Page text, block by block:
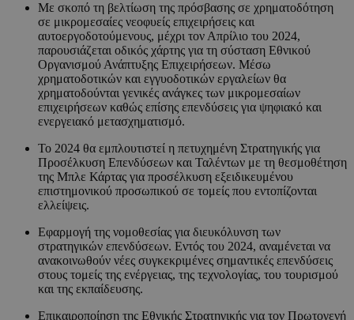
Με σκοπό τη βελτίωση της πρόσβασης σε χρηματοδότηση
σε μικρομεσαίες νεοφυείς επιχειρήσεις και
αυτοεργοδοτούμενους, μέχρι τον Απρίλιο του 2024,
παρουσιάζεται οδικός χάρτης για τη σύσταση Εθνικού
Οργανισμού Ανάπτυξης Επιχειρήσεων. Μέσω
χρηματοδοτικών και εγγυοδοτικών εργαλείων θα
χρηματοδούνται γενικές ανάγκες των μικρομεσαίων
επιχειρήσεων καθώς επίσης επενδύσεις για ψηφιακό και
ενεργειακό μετασχηματισμό.
Το 2024 θα εμπλουτιστεί η πετυχημένη Στρατηγικής για
Προσέλκυση Επενδύσεων και Ταλέντων με τη θεσμοθέτηση
της Μπλε Κάρτας για προσέλκυση εξειδικευμένου
επιστημονικού προσωπικού σε τομείς που εντοπίζονται
ελλείψεις.
Εφαρμογή της νομοθεσίας για διευκόλυνση των
στρατηγικών επενδύσεων. Εντός του 2024, αναμένεται να
ανακοινωθούν νέες συγκεκριμένες σημαντικές επενδύσεις
στους τομείς της ενέργειας, της τεχνολογίας, του τουρισμού
και της εκπαίδευσης.
Επικαιροποίηση της Εθνικής Στρατηγικής για τον Πρωτογενή